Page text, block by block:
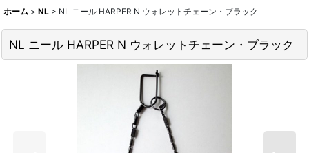
ホーム > NL > NL ニール HARPER N ウォレットチェーン・ブラック
NL ニール HARPER N ウォレットチェーン・ブラック